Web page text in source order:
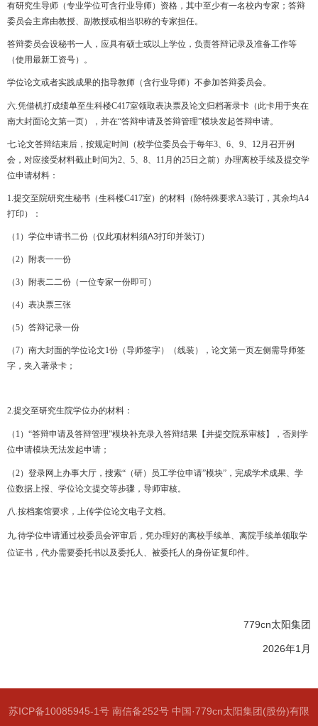
有研究生导师（专业学位可含行业导师）资格，其中至少有一名校内专家；答辩
委员会主席由教授、副教授或相当职称的专家担任。
答辩委员会设秘书一人，应具有硕士或以上学位，负责答辩记录及准备工作等
（使用最新工资号）。
学位论文或者实践成果的指导教师（含行业导师） 不参加答辩委员会。
六.凭借机打成绩单至生科楼C417室领取表决票及论文归档著录卡（此卡用于夹在
南大封面论文第一页），并在“答辩申请及答辩管理”模块发起答辩申请。
七.论文答辩结束后，按规定时间（校学位委员会于每年3、 6、 9、 12月召开例
会，对应接受材料截止时间为2、 5、 8、 11 月的25日之前）办理离校手续及提交学
位申请材料：
1.提交至院研究生秘书（生科楼C417室）的材料 （除特殊要求A3装订，其余均A4
打印）
：
（ 1 ）学位申请书二份 （仅此项材料须A3打印并装订）
（2）附表一一份
（3）附表二二份（一位专家一份即可）
（4）表决票三张
（5） 答辩记录一份
（7）南大封面的学位论文1份（导师签字） （线装）
，论文第一页左侧需导师签
字，夹入著录卡；
2.提交至研究生院学位办的材料：
（1） “答辩申请及答辩管理”模块补充录入答辩结果【并提交院系审核】，否则学
位申请模块无法发起申请；
（2）登录网上办事大厅，搜索“（研）员工学位申请”模块”，完成学术成果、 学
位数据上报、 学位论文提交等步骤，导师审核。
八.按档案馆要求，上传学位论文电子文档。
九.待学位申请通过校委员会评审后，凭办理好的离校手续单、离院手续单领取学
位证书，代办需要委托书以及委托人、被委托人的身份证复印件。
779cn太阳集团
2026年1月
苏ICP备10085945-1号 南信备252号 中国·779cn太阳集团(股份)有限